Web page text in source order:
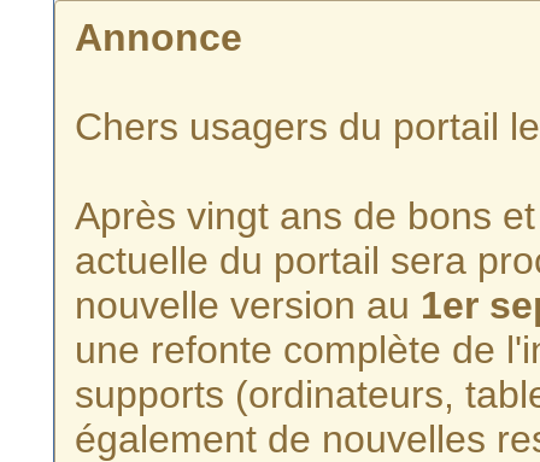
Annonce
Chers usagers du portail
Après vingt ans de bons
actuelle du portail sera
nouvelle version au 1er
une refonte complète de
supports (ordinateurs,
également de nouvelles